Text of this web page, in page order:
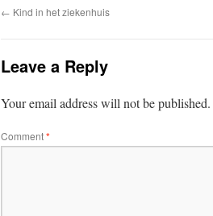
← Kind in het ziekenhuis
Leave a Reply
Your email address will not be published.
Comment*